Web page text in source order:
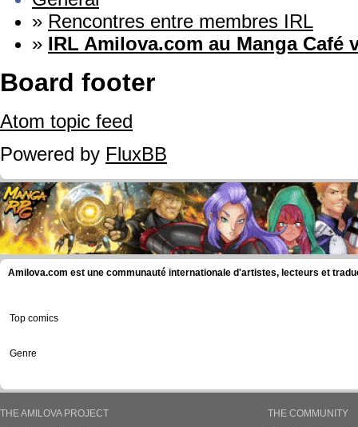
» Rencontres entre membres IRL
» IRL Amilova.com au Manga Café
Board footer
Atom topic feed
Powered by FluxBB
Amilova.com est une communauté internationale d'artistes, lecteurs et
Top comics
Genre
THE AMILOVA PROJECT
THE COMMUNITY